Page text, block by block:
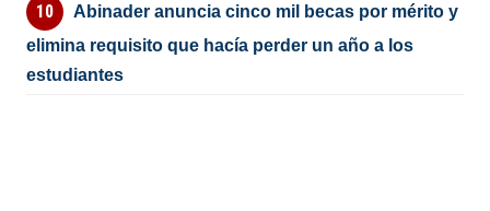
Abinader anuncia cinco mil becas por mérito y
elimina requisito que hacía perder un año a los
estudiantes